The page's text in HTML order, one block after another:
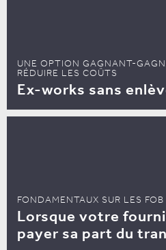
UNE OPTION GAGNANT-
RÉDUIRE LES COÛTS
Ex-works sans
FONDAMENTAUX SUR LES FOB
Lorsque votre
payer sa part du